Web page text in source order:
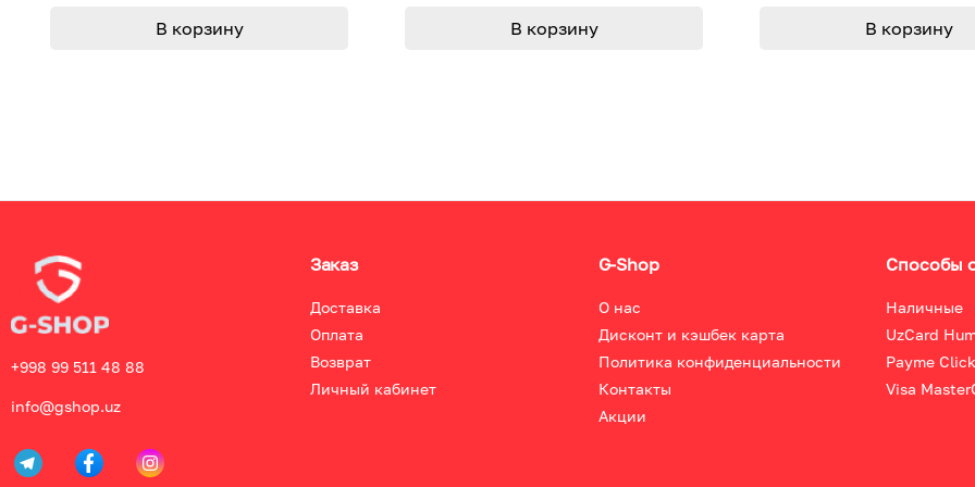
В корзину В корзину В корзину
+998 99 511 48 88
info@gshop.uz
Заказ
Доставка
Оплата
Возврат
Личный кабинет
G-Shop
О нас
Дисконт и кэшбек карта
Политика конфиденциальности
Контакты
Акции
Способы
Наличные
UzCard
Payme Click
Visa